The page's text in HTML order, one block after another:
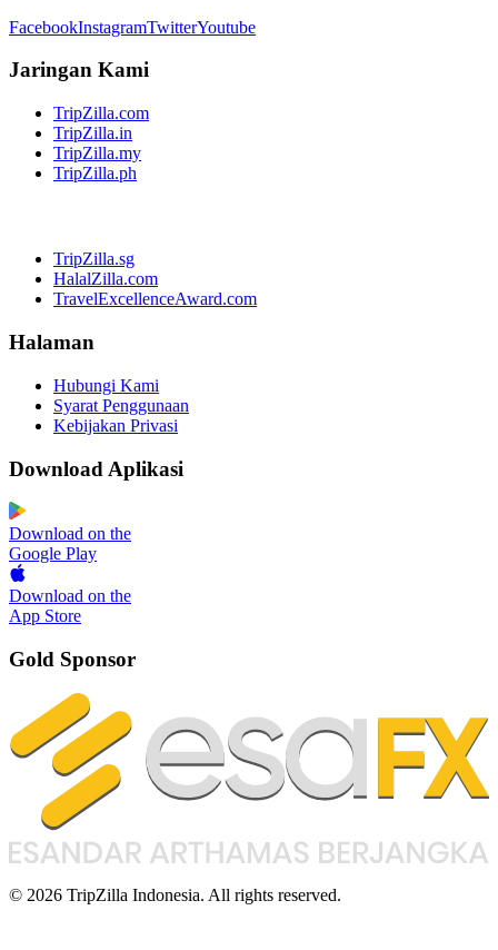
FacebookInstagramTwitterYoutube
Jaringan Kami
TripZilla.com
TripZilla.in
TripZilla.my
TripZilla.ph
TripZilla.sg
HalalZilla.com
TravelExcellenceAward.com
Halaman
Hubungi Kami
Syarat Penggunaan
Kebijakan Privasi
Download Aplikasi
Download on the
Google Play
Download on the
App Store
Gold Sponsor
© 2026 TripZilla Indonesia. All rights reserved.